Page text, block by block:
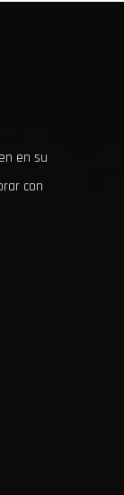
en su
con